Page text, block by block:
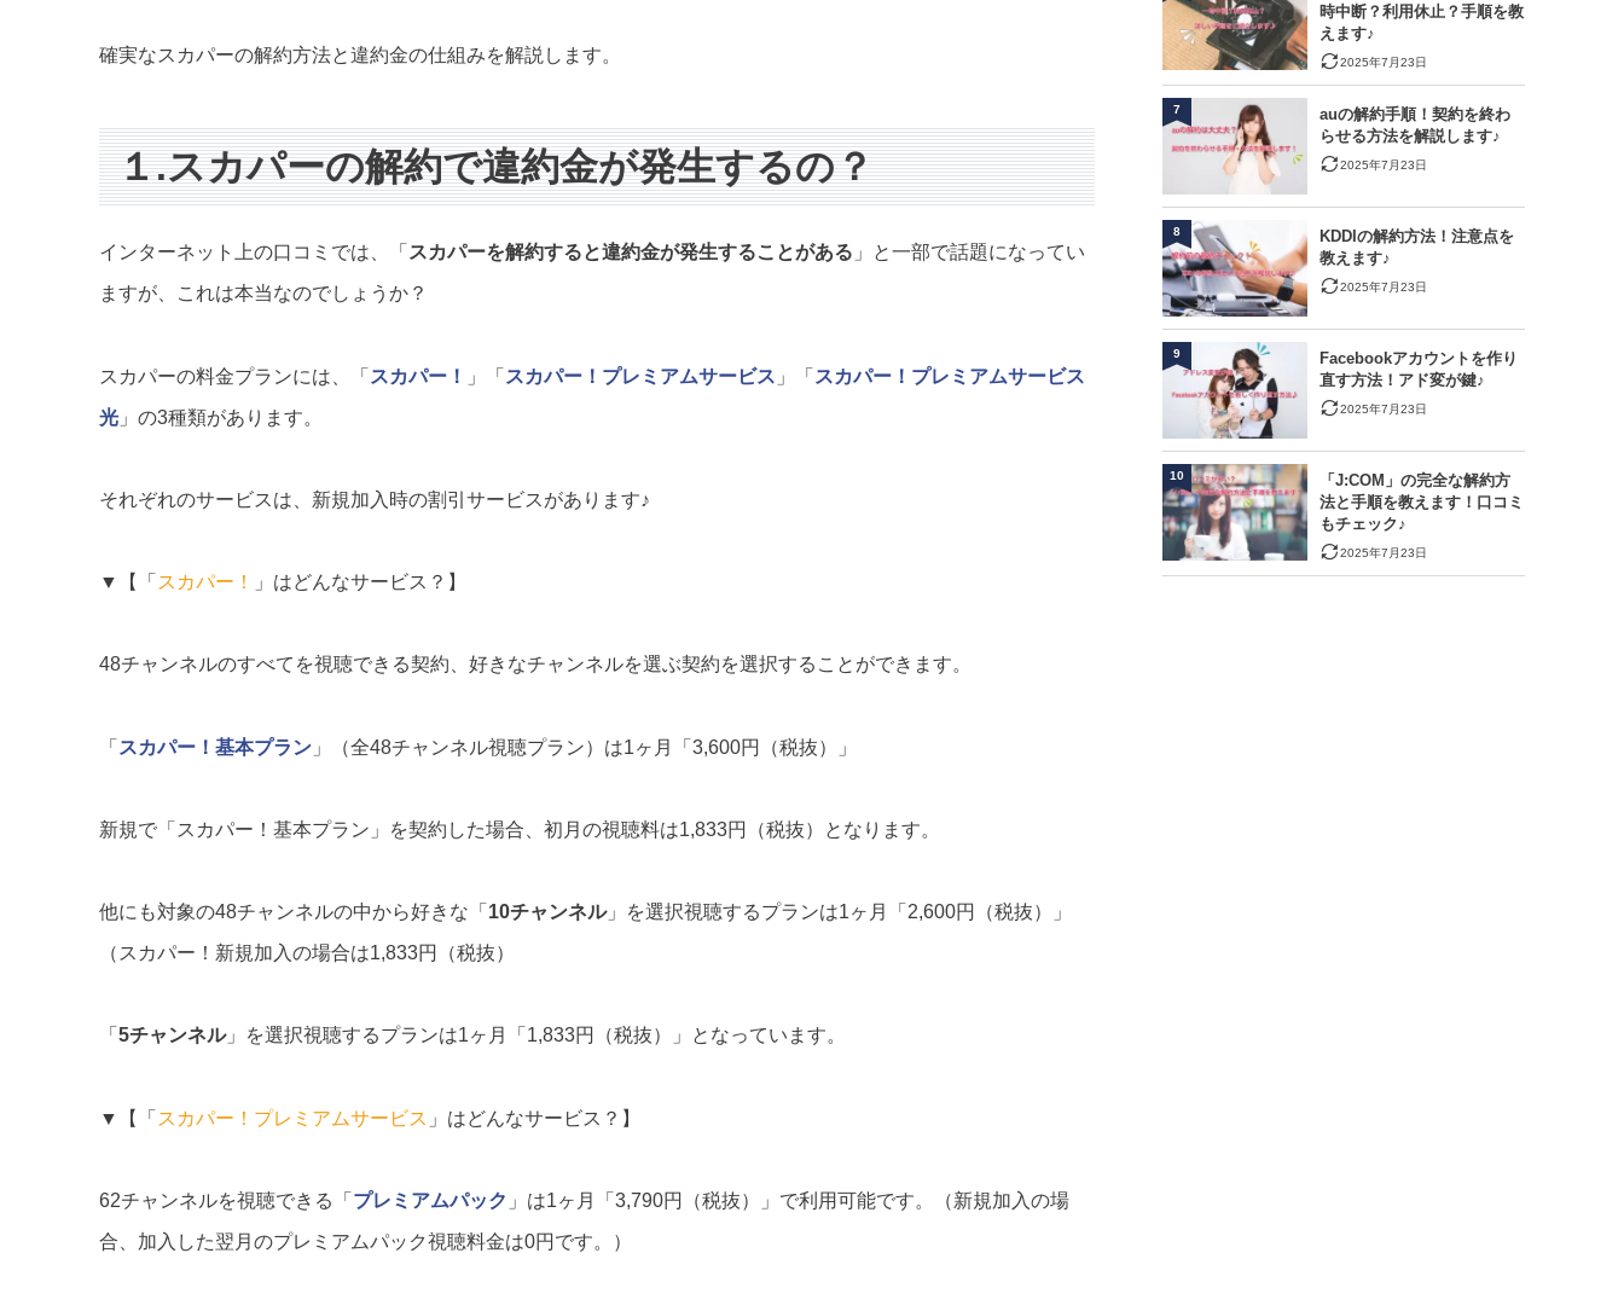
確実なスカパーの解約方法と違約金の仕組みを解説します。
１.スカパーの解約で違約金が発生するの？
インターネット上の口コミでは、「 スカパーを解約すると違約金が発生することがある 」と一部で話題になってい
ますが、これは本当なのでしょうか？
スカパーの料金プランには、「 スカパー！ 」「 スカパー！プレミアムサービス 」「 スカパー！プレミアムサービス
光 」の3種類があります。
それぞれのサービスは、新規加入時の割引サービスがあります♪
▼【「 スカパー！ 」はどんなサービス？】
48チャンネルのすべてを視聴できる契約、好きなチャンネルを選ぶ契約を選択することができます。
「 スカパー！基本プラン 」（全48チャンネル視聴プラン）は1ヶ月「3,600円（税抜）」
新規で「スカパー！基本プラン」を契約した場合、初月の視聴料は1,833円（税抜）となります。
他にも対象の48チャンネルの中から好きな「 10チャンネル」を選択視聴するプランは1ヶ月「2,600円（税抜）」
（スカパー！新規加入の場合は1,833円（税抜）
「 5チャンネル」を選択視聴するプランは1ヶ月「1,833円（税抜）」となっています。
▼【「 スカパー！プレミアムサービス 」はどんなサービス？】
62チャンネルを視聴できる「 プレミアムパック 」は1ヶ月「3,790円（税抜）」で利用可能です。（新規加入の場
合、加入した翌月のプレミアムパック視聴料金は0円です。）
時中断？利用休止？手順を教
えます♪
2025年7月23日
auの解約手順！契約を終わ
らせる方法を解説します♪
2025年7月23日
7
KDDIの解約方法！注意点を
教えます♪
2025年7月23日
8
Facebookアカウントを作り
直す方法！アド変が鍵♪
2025年7月23日
9
「J:COM」の完全な解約方
法と手順を教えます！口コミ
もチェック♪
2025年7月23日
10